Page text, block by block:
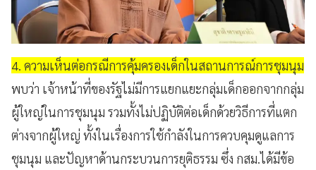
4. ความเห็นต่อกรณีการคุ้มครองเด็กในสถานการณ์การชุมนุม
พบว่า เจ้าหน้าที่ของรัฐไม่มีการแยกแยะกลุ่มเด็กออกจากกลุ่ม
ผู้ใหญ่ในการชุมนุม รวมทั้งไม่ปฏิบัติต่อเด็กด้วยวิธีการที่แตก
ต่างจากผู้ใหญ่ ทั้งในเรื่องการใช้กำลังในการควบคุมดูแลการ
ชุมนุม และปัญหาด้านกระบวนการยุติธรรม ซึ่ง กสม.ได้มีข้อ